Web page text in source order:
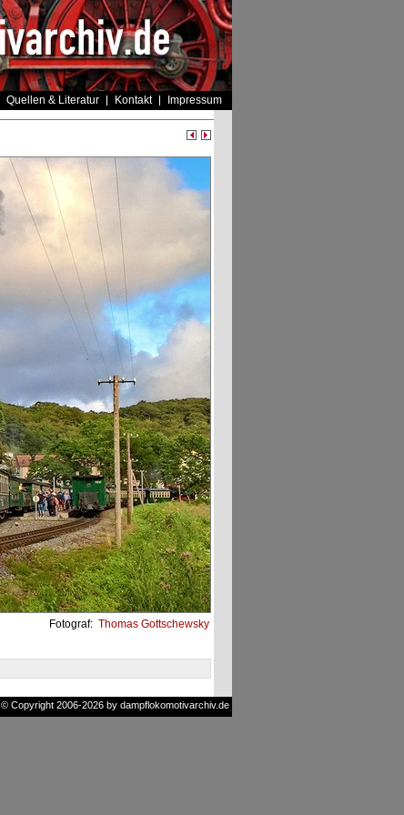
Quellen & Literatur Kontakt Impressum
Fotograf: Thomas Gottschewsky
© Copyright 2006-2026 by dampflokomotivarchiv.de